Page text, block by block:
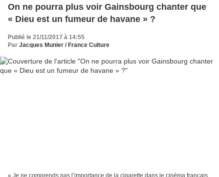
On ne pourra plus voir Gainsbourg chanter que
« Dieu est un fumeur de havane » ?
Publié le 21/11/2017 à 14:55
Par Jacques Munier / France Culture
« Je ne comprends pas l’importance de la cigarette dans le cinéma français